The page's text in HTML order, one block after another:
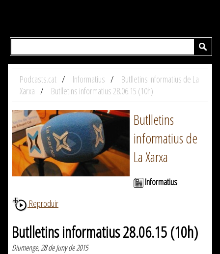
Podcasts.cat Informatius
Butlletins informatius de La
Xarxa
Butlletins informatius 28.06.15 (10h)
Butlletins
informatius de
La Xarxa
Informatius
Reproduir
Butlletins informatius 28.06.15 (10h)
Diumenge, 28 de Juny de 2015